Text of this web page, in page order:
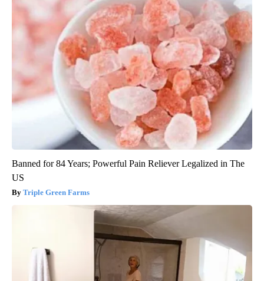
Banned for 84 Years; Powerful Pain Reliever Legalized in The
US
Triple Green Farms